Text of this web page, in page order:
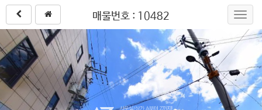
매물번호 : 10482